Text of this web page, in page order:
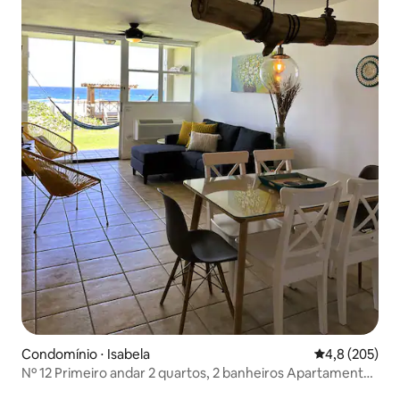
Condomínio ⋅ Isabela 4,8 de uma
4,8 (205)
Nº 12 Primeiro andar 2 quartos, 2 banheiros Apartamento